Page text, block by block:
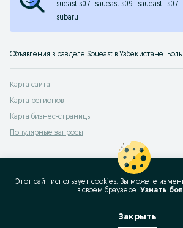
sueast s07 saueast s09 saueast s07
subaru
Объявления в разделе
Карта сайта
Карта регионов
Карта бизнес-страницы
Популярные запросы
Этот сайт использует cookies. Вы можете
в своeм браузере. Узнать
Закрыть